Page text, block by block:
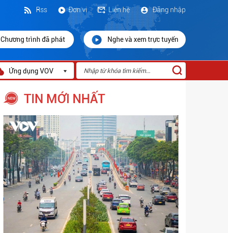
Đăng nhập
Liên hệ
Đơn vị
Rss
Chương trình đã phát Nghe và xem trực tuyến
Ứng dụng VOV
TIN MỚI NHẤT